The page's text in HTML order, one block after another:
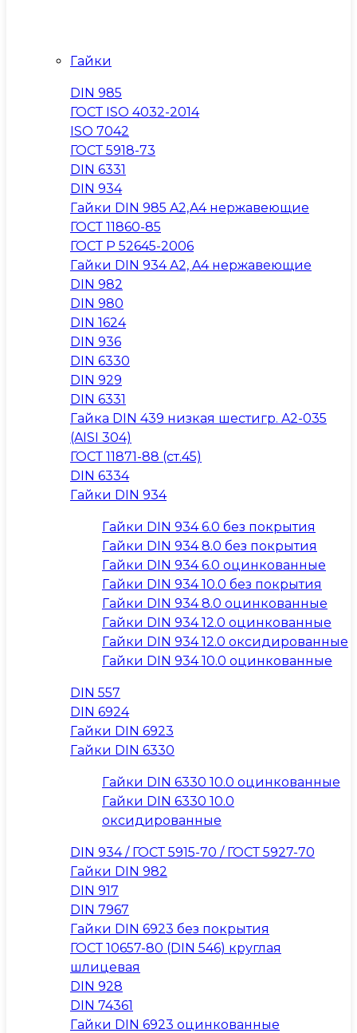
Гайки
DIN 985
ГОСТ ISO 4032-2014
ISO 7042
ГОСТ 5918-73
DIN 6331
DIN 934
Гайки DIN 985 A2,A4 нержавеющие
ГОСТ 11860-85
ГОСТ Р 52645-2006
Гайки DIN 934 A2, A4 нержавеющие
DIN 982
DIN 980
DIN 1624
DIN 936
DIN 6330
DIN 929
DIN 6331
Гайка DIN 439 низкая шестигр. A2-035
(AISI 304)
ГОСТ 11871-88 (ст.45)
DIN 6334
Гайки DIN 934
Гайки DIN 934 6.0 без покрытия
Гайки DIN 934 8.0 без покрытия
Гайки DIN 934 6.0 оцинкованные
Гайки DIN 934 10.0 без покрытия
Гайки DIN 934 8.0 оцинкованные
Гайки DIN 934 12.0 оцинкованные
Гайки DIN 934 12.0 оксидированные
Гайки DIN 934 10.0 оцинкованные
DIN 557
DIN 6924
Гайки DIN 6923
Гайки DIN 6330
Гайки DIN 6330 10.0 оцинкованные
Гайки DIN 6330 10.0
оксидированные
DIN 934 / ГОСТ 5915-70 / ГОСТ 5927-70
Гайки DIN 982
DIN 917
DIN 7967
Гайки DIN 6923 без покрытия
ГОСТ 10657-80 (DIN 546) круглая
шлицевая
DIN 928
DIN 74361
Гайки DIN 6923 оцинкованные